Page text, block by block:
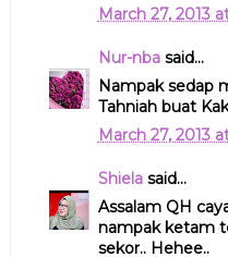
March 27, 2013
Nur-nbasaid...
Nampak sedap
Tahniah buat
March 27, 2013
Shielasaid...
Assalam QH
nampak ketam
sekor.. Hehee..